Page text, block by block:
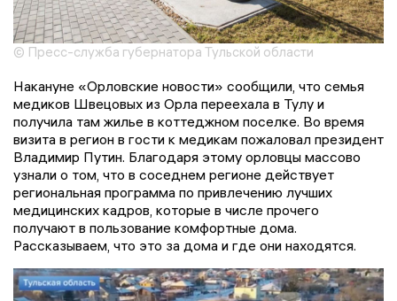
© Пресс-служба губернатора Тульской области
Накануне «Орловские новости» сообщили, что семья
медиков Швецовых из Орла переехала в Тулу и
получила там жилье в коттеджном поселке. Во время
визита в регион в гости к медикам пожаловал президент
Владимир Путин. Благодаря этому орловцы массово
узнали о том, что в соседнем регионе действует
региональная программа по привлечению лучших
медицинских кадров, которые в числе прочего
получают в пользование комфортные дома.
Рассказываем, что это за дома и где они находятся.